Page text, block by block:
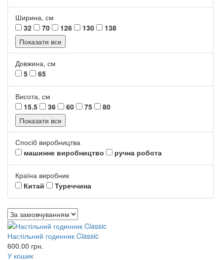
Ширина, см
32
70 126 130
138
Показати все
Довжина, см
5
65
Висота, см
15.5
36 60 75
80
Показати все
Спосіб виробництва
машинне виробництво
ручна робота
Країна виробник
Китай
Туреччина
Настільний годинник Classic
600.00 грн.
У кошик